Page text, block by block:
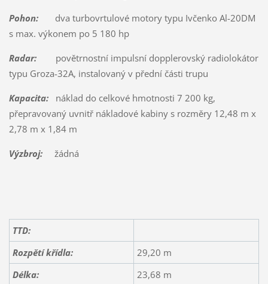
Pohon:dva turbovrtulové motory typu Ivčenko Al-20DM
s max. výkonem po 5 180 hp
Radar:povětrnostní impulsní dopplerovský radiolokátor
typu Groza-32A, instalovaný v přední části trupu
Kapacita:náklad do celkové hmotnosti 7 200 kg,
přepravovaný uvnitř nákladové kabiny s rozměry 12,48 m x
2,78 m x 1,84 m
Výzbroj:žádná
TTD:
Rozpětí křídla:
29,20 m
Délka:
23,68 m